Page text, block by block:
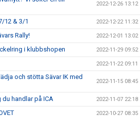
2022-12-26 13:12
12 & 3/1 2022-12-22 11:32
Rally! 2022-12-01 13:02
i klubbshopen 2022-11-29 09:52
2022-11-22 09:11
och stötta Sävar IK med
2022-11-15 08:45
du handlar på ICA 2022-11-07 22:18
2022-10-27 08:35